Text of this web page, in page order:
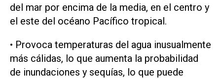
del mar por encima de la media, en el centro y
el este del océano Pacífico tropical.
• Provoca temperaturas del agua inusualmente
⁠más cálidas, lo que aumenta la probabilidad
de inundaciones y ​sequías, lo que puede